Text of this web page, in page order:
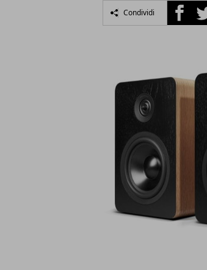
Condividi